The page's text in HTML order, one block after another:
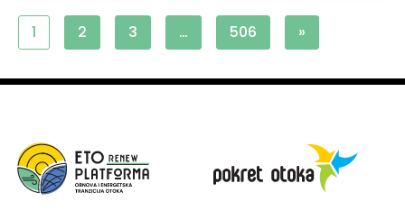
1 2 3 … 506 »